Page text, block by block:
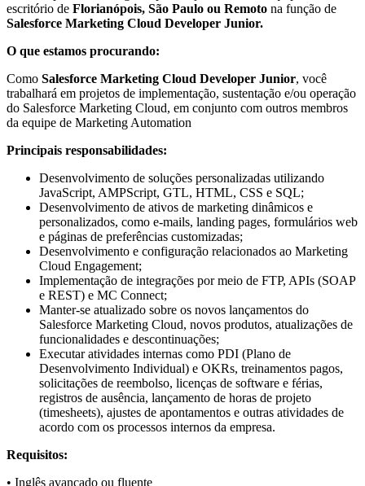
escritório de Florianópois, São Paulo ou Remoto na função de
Salesforce Marketing Cloud Developer Junior.
O que estamos procurando:
Como Salesforce Marketing Cloud Developer Junior, você
trabalhará em projetos de implementação, sustentação e/ou operação
do Salesforce Marketing Cloud, em conjunto com outros membros
da equipe de Marketing Automation
Principais responsabilidades:
Desenvolvimento de soluções personalizadas utilizando
JavaScript, AMPScript, GTL, HTML, CSS e SQL;
Desenvolvimento de ativos de marketing dinâmicos e
personalizados, como e-mails, landing pages, formulários web
e páginas de preferências customizadas;
Desenvolvimento e configuração relacionados ao Marketing
Cloud Engagement;
Implementação de integrações por meio de FTP, APIs (SOAP
e REST) e MC Connect;
Manter-se atualizado sobre os novos lançamentos do
Salesforce Marketing Cloud, novos produtos, atualizações de
funcionalidades e descontinuações;
Executar atividades internas como PDI (Plano de
Desenvolvimento Individual) e OKRs, treinamentos pagos,
solicitações de reembolso, licenças de software e férias,
registros de ausência, lançamento de horas de projeto
(timesheets), ajustes de apontamentos e outras atividades de
acordo com os processos internos da empresa.
Requisitos:
• Inglês avançado ou fluente